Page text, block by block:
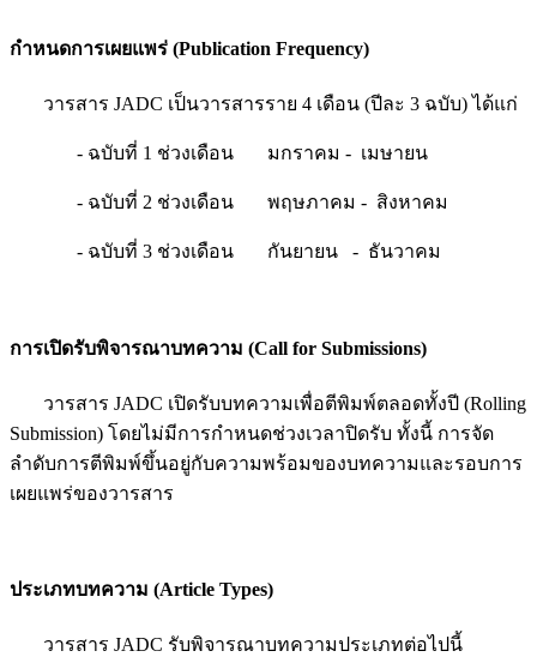
กำหนดการเผยแพร่ (Publication Frequency)
วารสาร JADC เป็นวารสารราย 4 เดือน (ปีละ 3 ฉบับ) ได้แก่
- ฉบับที่ 1 ช่วงเดือน มกราคม - เมษายน
- ฉบับที่ 2 ช่วงเดือน พฤษภาคม - สิงหาคม
- ฉบับที่ 3 ช่วงเดือน กันยายน - ธันวาคม
การเปิดรับพิจารณาบทความ (Call for Submissions)
วารสาร JADC เปิดรับบทความเพื่อตีพิมพ์ตลอดทั้งปี (Rolling
Submission) โดยไม่มีการกำหนดช่วงเวลาปิดรับ ทั้งนี้ การจัด
ลำดับการตีพิมพ์ขึ้นอยู่กับความพร้อมของบทความและรอบการ
เผยแพร่ของวารสาร
ประเภทบทความ (Article Types)
วารสาร JADC รับพิจารณาบทความประเภทต่อไปนี้